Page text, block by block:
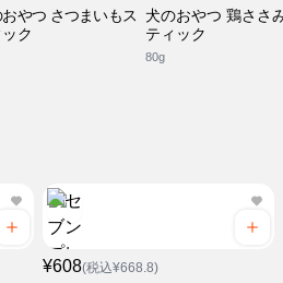
やつ さつまいもス
ク
犬のおやつ 鶏ささ
ティック
80g
¥608(税込¥668.8)